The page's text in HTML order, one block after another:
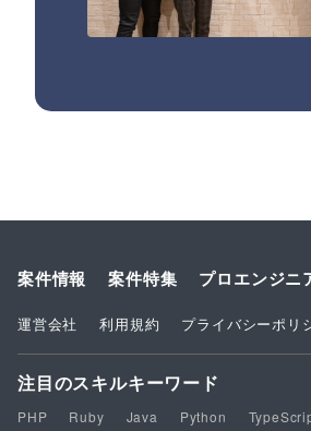
案件情報 案件特集 プロエンジニ
運営会社 利用規約 プライバシーポリ
注目のスキルキーワード
PHP Ruby Java Python